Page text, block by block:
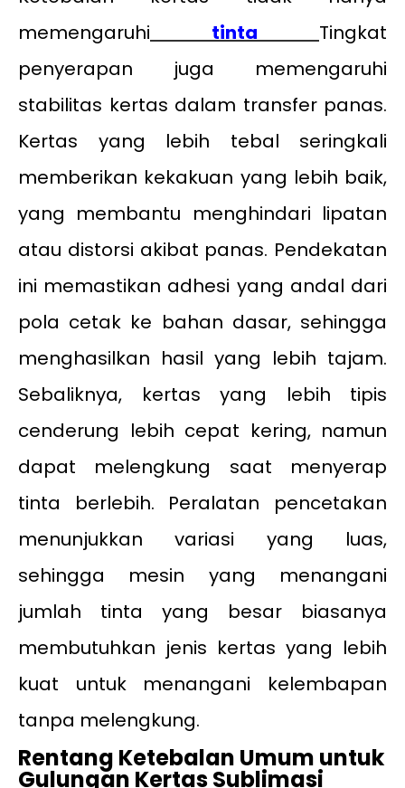
memengaruhi tinta
Tingkat
penyerapan juga memengaruhi
stabilitas kertas dalam transfer panas.
Kertas yang lebih tebal seringkali
memberikan kekakuan yang lebih baik,
yang membantu menghindari lipatan
atau distorsi akibat panas. Pendekatan
ini memastikan adhesi yang andal dari
pola cetak ke bahan dasar, sehingga
menghasilkan hasil yang lebih tajam.
Sebaliknya, kertas yang lebih tipis
cenderung lebih cepat kering, namun
dapat melengkung saat menyerap
tinta berlebih. Peralatan pencetakan
menunjukkan variasi yang luas,
sehingga mesin yang menangani
jumlah tinta yang besar biasanya
membutuhkan jenis kertas yang lebih
kuat untuk menangani kelembapan
tanpa melengkung.
Rentang Ketebalan Umum untuk
Gulungan Kertas Sublimasi